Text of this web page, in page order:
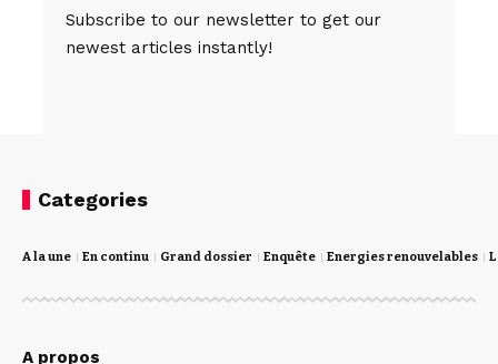
Subscribe to our newsletter to get our
newest articles instantly!
Categories
A la une En continu Grand dossier Enquête Energies renouvelables
A propos